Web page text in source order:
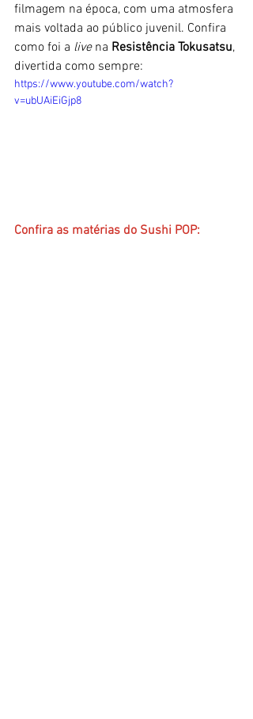
filmagem na época, com uma atmosfera
mais voltada ao público juvenil. Confira
como foi a live na Resistência Tokusatsu,
divertida como sempre:
https://www.youtube.com/watch?
v=ubUAiEiGjp8
Confira as matérias do Sushi POP: